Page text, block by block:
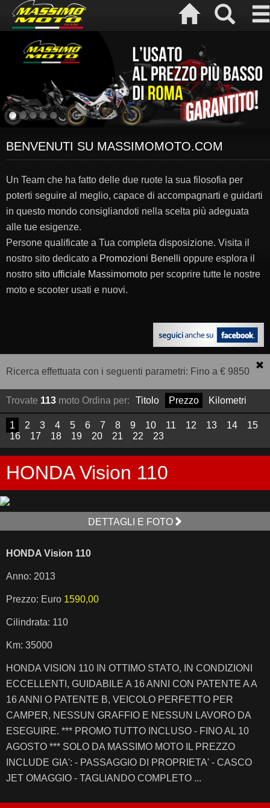
BENVENUTI SU MASSIMOMOTO.COM
Un Team che ha fatto delle due ruote la sua filosofia per
poterti seguire al meglio, capace di accompagnarti e guidarti
in questo mondo consigliandoti nella scelta più adeguata
alle tue esigenze.
Persone qualificate a Tua completa disposizione. Visita il
nostro sito dedicato a Promozioni Benelli oppure esplora il
nostro sito ufficiale Massimomoto per scoprire tutte le nostre
moto e scooter usati e nuovi.
Ricerca effettuata con i seguenti parametri: Fino a € 9850
Trovate 113 moto Ordina per: Titolo Prezzo Kilometri
1 2 3 4 5 6 7 8 9 10 11 12 13 14
15
16
17 18 19 20 21 22 23
HONDA Vision 110
DETTAGLI E FOTO
HONDA Vision 110
Anno: 2013
Prezzo: Euro 1590,00
Cilindrata: 110
Km: 35000
HONDA VISION 110 IN OTTIMO STATO, IN CONDIZIONI
ECCELLENTI, GUIDABILE A 16 ANNI CON PATENTE A A
16 ANNI O PATENTE B, VEICOLO PERFETTO PER
CAMPER, NESSUN GRAFFIO E NESSUN LAVORO DA
ESEGUIRE. *** PROMO TUTTO INCLUSO - FINO AL 10
AGOSTO *** SOLO DA MASSIMO MOTO IL PREZZO
INCLUDE GIA': - PASSAGGIO DI PROPRIETA' - CASCO
JET OMAGGIO - TAGLIANDO COMPLETO ...